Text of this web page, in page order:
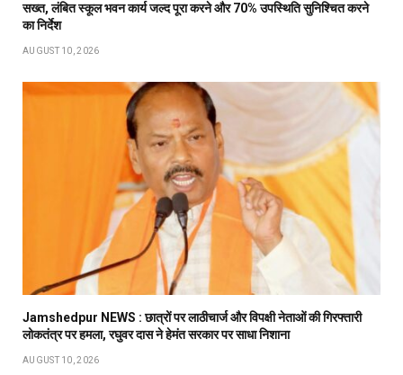
सख्त, लंबित स्कूल भवन कार्य जल्द पूरा करने और 70% उपस्थिति सुनिश्चित करने
का निर्देश
AUGUST 10, 2026
Jamshedpur NEWS : छात्रों पर लाठीचार्ज और विपक्षी नेताओं की गिरफ्तारी
लोकतंत्र पर हमला, रघुवर दास ने हेमंत सरकार पर साधा निशाना
AUGUST 10, 2026